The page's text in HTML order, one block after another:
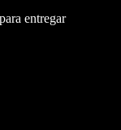
entregar